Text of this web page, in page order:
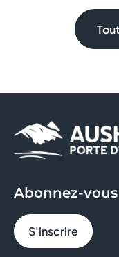
Abonnez-
S'inscrire